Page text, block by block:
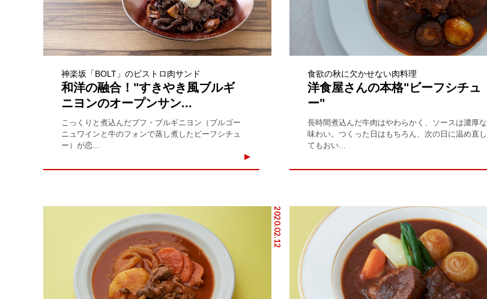
神楽坂「BOLT」のビストロ肉サンド
和洋の融合！"すきやき風ブルギ
ニヨンのオープンサン...
こっくりと煮込んだブフ・ブルギニヨン（ブルゴー
ニュワインと牛のフォンで蒸し煮したビーフシチュ
ー）が恋...
食欲の秋に欠かせない肉料理
洋食屋さんの本格"ビーフシチュ
ー"
長時間煮込んだ牛肉はやわらかく、ソースは濃厚な
味わい。つくった日はもちろん、次の日に温め直し
てもおい...
2020.02.12